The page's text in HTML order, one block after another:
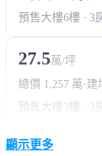
預售大樓6樓 · 3
27.5萬/坪
總價 1,257 萬 ·建
預售大樓 3樓 · 3
顯示更多